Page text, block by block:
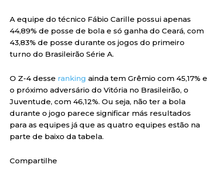
A equipe do técnico Fábio Carille possui apenas
44,89% de posse de bola e só ganha do Ceará, com
43,83% de posse durante os jogos do primeiro
turno do Brasileirão Série A.
O Z-4 desse ranking ainda tem Grêmio com 45,17% e
o próximo adversário do Vitória no Brasileirão, o
Juventude, com 46,12%. Ou seja, não ter a bola
durante o jogo parece significar más resultados
para as equipes já que as quatro equipes estão na
parte de baixo da tabela.
Compartilhe